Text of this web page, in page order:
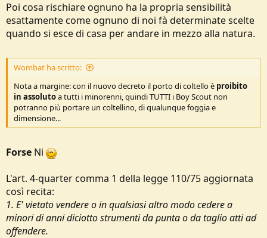
Poi cosa rischiare ognuno ha la propria sensibilità
esattamente come ognuno di noi fà determinate scelte
quando si esce di casa per andare in mezzo alla natura.
Wombat ha scritto:
Nota a margine: con il nuovo decreto il porto di coltello è proibito
in assolutoa tutti i minorenni, quindi TUTTI i Boy Scout non
potranno più portare un coltellino, di qualunque foggia e
dimensione...
Forse Ni
L'art. 4-quarter comma 1 della legge 110/75 aggiornata
così recita:
1. E' vietato vendere o in qualsiasi altro modo cedere a
minori di anni diciotto strumenti da punta o da taglio atti ad
offendere.